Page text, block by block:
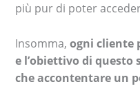
più pur di poter
Insomma,ogni cliente
e l’obiettivo di questo
che accontentare un